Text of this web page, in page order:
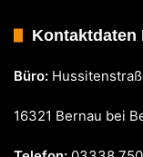
Kontaktdaten
Büro:
16321 Bernau bei